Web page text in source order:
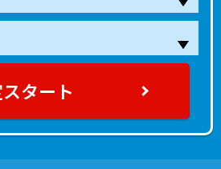
タート